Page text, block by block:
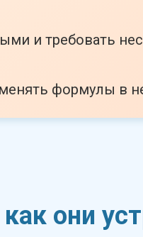
и требовать
формулы в
они